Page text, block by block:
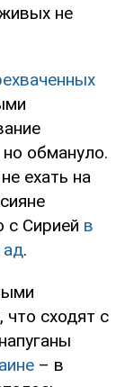
не
обмануло.
ехать на
с Сирией в
ад.
что сходят с
– в